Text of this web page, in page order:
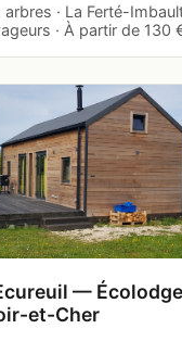
· La Ferté-
· À partir de 130
—
et-Cher